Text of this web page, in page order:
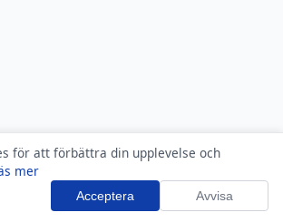
för att förbättra din upplevelse och
mer
Acceptera Avvisa